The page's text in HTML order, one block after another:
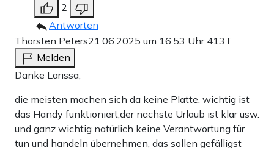
2
Antworten
Thorsten Peters21.06.2025 um 16:53 Uhr 413T
Melden
Danke Larissa,
die meisten machen sich da keine Platte, wichtig ist
das Handy funktioniert,der nächste Urlaub ist klar usw.
und ganz wichtig natürlich keine Verantwortung für
tun und handeln übernehmen, das sollen gefälligst